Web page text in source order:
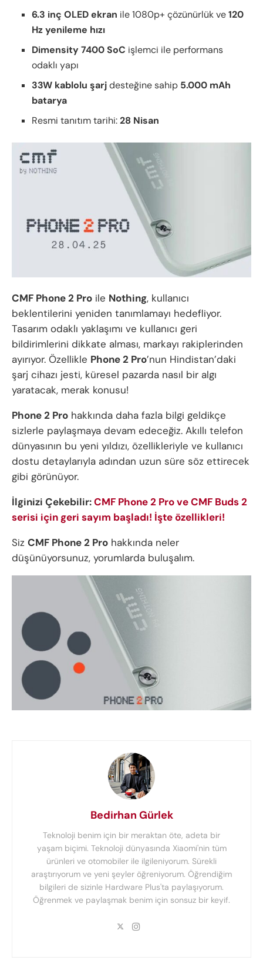
6.3 inç OLED ekran ile 1080p+ çözünürlük ve120
Hz yenileme hızı
Dimensity 7400 SoC işlemci ile performans
odaklı yapı
33W kablolu şarjdesteğine sahip 5.000 mAh
batarya
Resmi tanıtım tarihi:28 Nisan
CMF Phone 2 Pro ile Nothing, kullanıcı
beklentilerini yeniden tanımlamayı hedefliyor.
Tasarım odaklı yaklaşımı ve kullanıcı geri
bildirimlerini dikkate alması, markayı rakiplerinden
ayırıyor. Özellikle Phone 2 Pro’nun Hindistan’daki
şarj cihazı jesti, küresel pazarda nasıl bir algı
yaratacak, merak konusu!
Phone 2 Pro hakkında daha fazla bilgi geldikçe
sizlerle paylaşmaya devam edeceğiz. Akıllı telefon
dünyasının bu yeni yıldızı, özellikleriyle ve kullanıcı
dostu detaylarıyla adından uzun süre söz ettirecek
gibi görünüyor.
İlginizi Çekebilir:CMF Phone 2 Pro ve CMF Buds 2
serisi için geri sayım başladı! İşte özellikleri!
Siz CMF Phone 2 Pro hakkında neler
düşünüyorsunuz, yorumlarda buluşalım.
Bedirhan Gürlek
Teknoloji benim için bir meraktan öte, adeta bir
yaşam biçimi. Teknoloji dünyasında Xiaomi'nin tüm
ürünleri ve otomobiler ile ilgileniyorum. Sürekli
araştırıyorum ve yeni şeyler öğreniyorum. Öğrendiğim
bilgileri de sizinle Hardware Plus'ta paylaşıyorum.
Öğrenmek ve paylaşmak benim için sonsuz bir keyif.